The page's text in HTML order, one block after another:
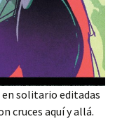
en solitario editadas
cruces aquí y allá.